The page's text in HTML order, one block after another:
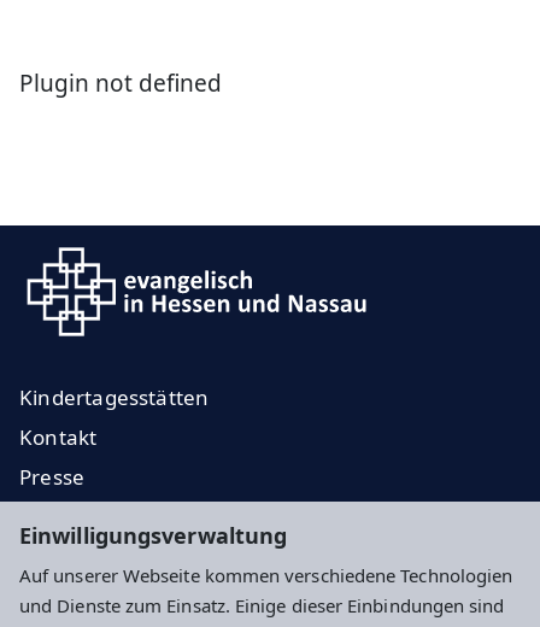
Einwilligungsverwaltung
Auf unserer Webseite kommen verschiedene Technologien
und Dienste zum Einsatz. Einige dieser Einbindungen sind
Plugin not defined
Kindertagesstätten
Kontakt
Presse
Ev. Jugend
EKHN